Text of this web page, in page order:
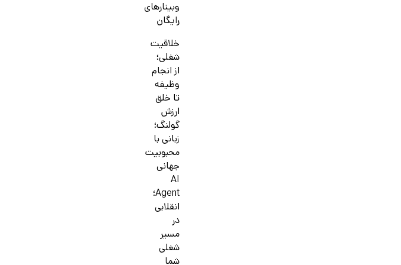
وبینارهای
رایگان
خلاقیت
شغلی؛
از انجام
وظیفه
تا خلق
ارزش
گولنگ؛
زبانی با
محبوبیت
جهانی
AI
Agent؛
انقلابی
در
مسیر
شغلی